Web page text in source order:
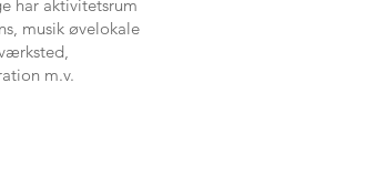
har aktivitetsrum
musik øvelokale
m.v.